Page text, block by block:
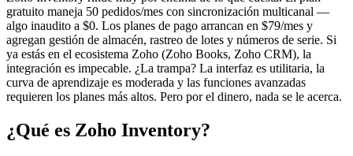
gratuito maneja 50 pedidos/mes con sincronización multicanal —
algo inaudito a $0. Los planes de pago arrancan en $79/mes y
agregan gestión de almacén, rastreo de lotes y números de serie. Si
ya estás en el ecosistema Zoho (Zoho Books, Zoho CRM), la
integración es impecable. ¿La trampa? La interfaz es utilitaria, la
curva de aprendizaje es moderada y las funciones avanzadas
requieren los planes más altos. Pero por el dinero, nada se le acerca.
¿Qué es Zoho Inventory?